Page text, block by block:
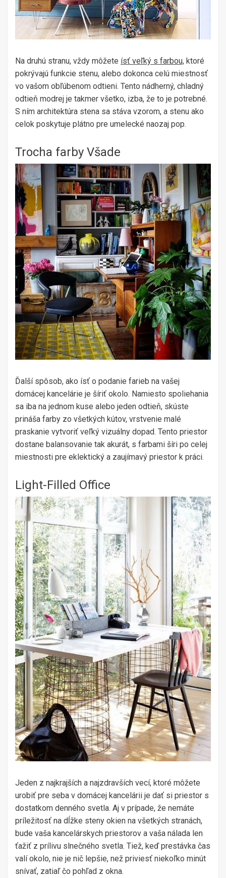
Na druhú stranu, vždy môžete ísť veľký s farbou, ktoré
pokrývajú funkcie stenu, alebo dokonca celú miestnosť
vo vašom obľúbenom odtieni. Tento nádherný, chladný
odtieň modrej je takmer všetko, izba, že to je potrebné.
S ním architektúra stena sa stáva vzorom, a stenu ako
celok poskytuje plátno pre umelecké naozaj pop.
Trocha farby Všade
Ďalší spôsob, ako ísť o podanie farieb na vašej
domácej kancelárie je šíriť okolo. Namiesto spoliehania
sa iba na jednom kuse alebo jeden odtieň, skúste
prináša farby zo všetkých kútov, vrstvenie malé
praskanie vytvoriť veľký vizuálny dopad. Tento priestor
dostane balansovanie tak akurát, s farbami šíri po celej
miestnosti pre eklektický a zaujímavý priestor k práci.
Light-Filled Office
Jeden z najkrajších a najzdravších vecí, ktoré môžete
urobiť pre seba v domácej kancelárii je dať si priestor s
dostatkom denného svetla. Aj v prípade, že nemáte
príležitosť na dĺžke steny okien na všetkých stranách,
bude vaša kancelárskych priestorov a vaša nálada len
ťažiť z prílivu slnečného svetla. Tiež, keď prestávka čas
valí okolo, nie je nič lepšie, než priviesť niekoľko minút
snívať, zatiaľ čo pohľad z okna.